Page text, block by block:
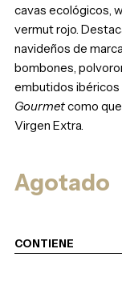
cavas ecológicos,
vermut rojo.
navideños de
bombones,
embutidos
Gourmetcomo
Virgen Extra.
Agotado
CONTIENE